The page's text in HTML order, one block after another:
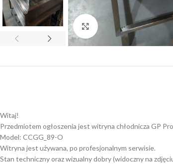
Kliknij, aby powiększyć
Witaj!
Przedmiotem ogłoszenia jest witryna chłodnicza GP
Model: CCGG_89-O
Witryna jest używana, po profesjonalnym serwisie.
Stan techniczny oraz wizualny dobry (widoczny na